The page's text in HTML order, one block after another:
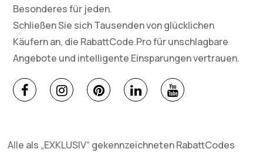
Besonderes für jeden.
Schließen Sie sich Tausenden von glücklichen
Käufern an, die RabattCode.Pro für unschlagbare
Angebote und intelligente Einsparungen vertrauen.
Alle als „EXKLUSIV“ gekennzeichneten RabattCodes